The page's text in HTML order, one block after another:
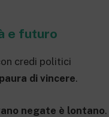
e futuro
credi politici
di vincere.
negate è lontano.